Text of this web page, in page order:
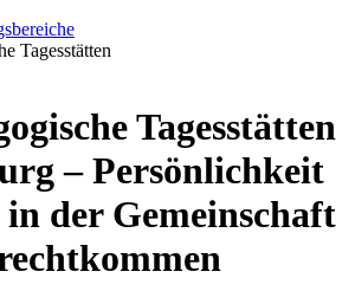
Tagesstätten
Tagesstätten
– Persönlichkeit
der Gemeinschaft